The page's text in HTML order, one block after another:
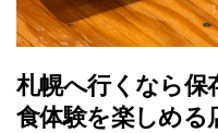
札幌へ行くなら保
食体験を楽しめる